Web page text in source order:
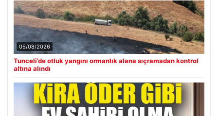
05/08/2026
Tunceli’de otluk yangını ormanlık alana sıçramadan kontrol
altına alındı